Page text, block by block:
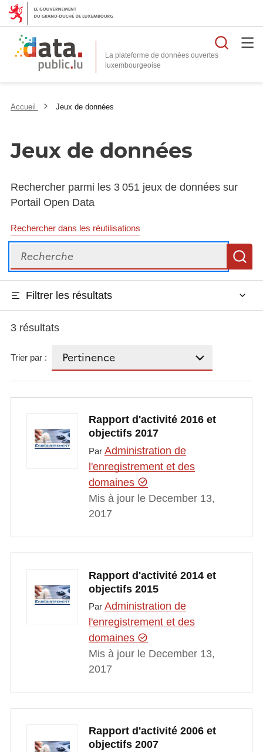
La plateforme de données ouvertes
Accueil Jeux de données
Jeux de données
Rechercher parmi les 3 051 jeux de données sur
Portail Open Data
Rechercher dans les réutilisations
Recherche
Filtrer les résultats
3 résultats
Trier par :
Rapport d'activité 2016 et
objectifs 2017
Par Administration de
l'enregistrement et des
domaines
Mis à jour le December 13,
2017
Rapport d'activité 2014 et
objectifs 2015
Par Administration de
l'enregistrement et des
domaines
Mis à jour le December 13,
2017
Rapport d'activité 2006 et
objectifs 2007